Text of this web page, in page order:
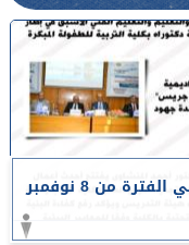
أبرز أخبار جامعة أسيوط خلال أسبوع في الفترة من 8 نوفمبر